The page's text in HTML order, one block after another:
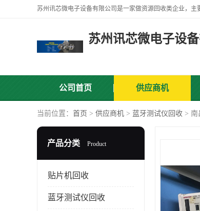
苏州讯芯微电子设
公司首页 供应商机
当前位置： 首页 > 供应商机 > 蓝牙测试仪回收 > 南
产品分类 Product
贴片机回收
蓝牙测试仪回收